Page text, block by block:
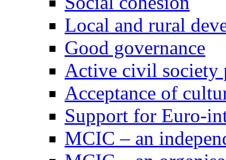
Local and rural
Good governance
Active civil society
Acceptance of
Support for Euro-
MCIC – an